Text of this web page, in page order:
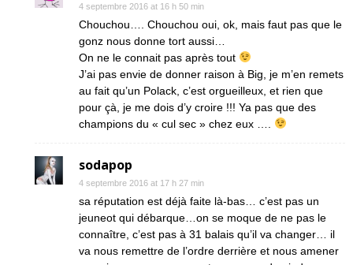
4 septembre 2016 at 16 h 50 min
Chouchou…. Chouchou oui, ok, mais faut pas que le
gonz nous donne tort aussi…
On ne le connait pas après tout
J’ai pas envie de donner raison à Big, je m’en remets
au fait qu’un Polack, c’est orgueilleux, et rien que
pour çà, je me dois d’y croire !!! Ya pas que des
champions du « cul sec » chez eux ….
sodapop
4 septembre 2016 at 17 h 27 min
sa réputation est déjà faite là-bas… c’est pas un
jeuneot qui débarque…on se moque de ne pas le
connaître, c’est pas à 31 balais qu’il va changer… il
va nous remettre de l’ordre derrière et nous amener